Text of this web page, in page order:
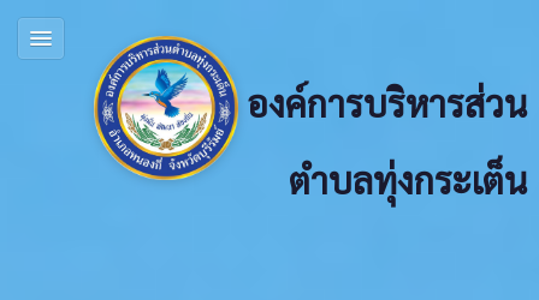
องค์การบริหารส่วน
ตำบลทุ่งกระเต็น